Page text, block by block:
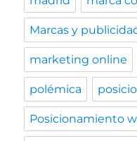
Marcas y
marketing online
polémica
Posicionamiento